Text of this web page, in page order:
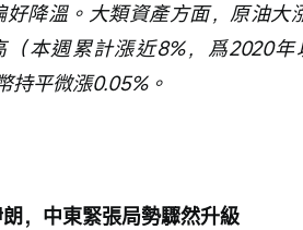
降溫。大類資產方面，原油大
（本週累計漲近8%，爲2020
持平微漲0.05%。
，中東緊張局勢驟然升級